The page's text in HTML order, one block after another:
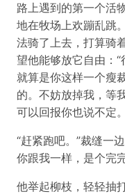
路上遇到的第一个活
地在牧场上欢蹦乱跳
法骑了上去，打算骑
望他能够放它自由：“
就算是你这样一个瘦
的。不妨放掉我，等
可以回报你也说不定
“赶紧跑吧。”裁缝一
你跟我一样，是个完
他举起柳枝，轻轻抽